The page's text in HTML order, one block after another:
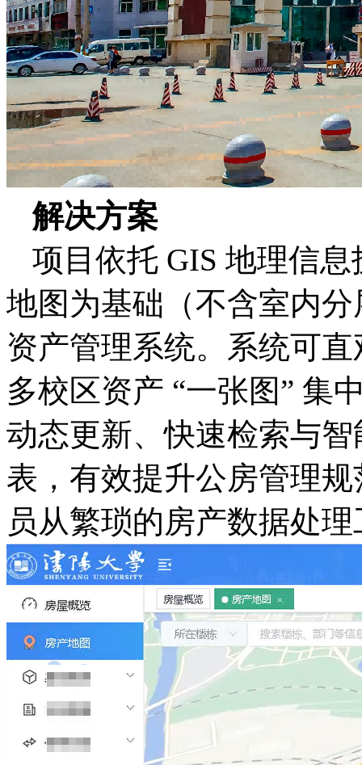
解决方案
项目依托 GIS 地理信
地图为基础（不含室内
资产管理系统。系统可
多校区资产 “一张图” 集
动态更新、快速检索与
表，有效提升公房管理
员从繁琐的房产数据处